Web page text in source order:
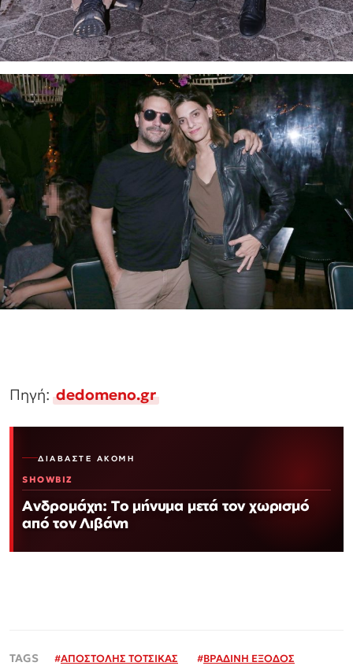
Πηγή:dedomeno.gr
ΔΙΑΒΆΣΤΕ ΑΚΌΜΗ
SHOWBIZ
Ανδρομάχη: Το μήνυμα μετά τον χωρισμό
από τον Λιβάνη
#ΑΠΟΣΤΟΛΗΣ ΤΟΤΣΙΚΑΣ #ΒΡΑΔΙΝΗ ΕΞΟΔΟΣ